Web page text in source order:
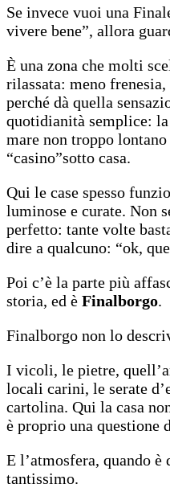
Se invece vuoi una
vivere bene”, allora
È una zona che molti
rilassata: meno
perché dà quella
quotidianità semplice: la
mare non troppo lontano
“casino”sotto casa.
Qui le case spesso
luminose e curate. Non
perfetto: tante volte
dire a qualcuno: “ok,
Poi c’è la parte più
storia, ed è Finalborgo.
Finalborgo non lo
I vicoli, le pietre,
locali carini, le serate
cartolina. Qui la casa
è proprio una questione
E l’atmosfera, quando
tantissimo.